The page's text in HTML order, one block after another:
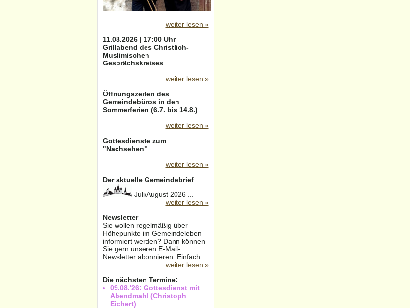
weiter lesen »
11.08.2026 | 17:00 Uhr
Grillabend des Christlich-
Muslimischen
Gesprächskreises
weiter lesen »
Öffnungszeiten des
Gemeindebüros in den
Sommerferien (6.7. bis 14.8.)
weiter lesen »
Gottesdienste zum
"Nachsehen"
weiter lesen »
Der aktuelle Gemeindebrief
Juli/August 2026 ...
weiter lesen »
Newsletter
Sie wollen regelmäßig über
Höhepunkte im Gemeindeleben
informiert werden? Dann können
Sie gern unseren E-Mail-
Newsletter abonnieren. Einfach...
weiter lesen »
Die nächsten Termine:
09.08.'26: Gottesdienst mit
Abendmahl (Christoph
Eichert)